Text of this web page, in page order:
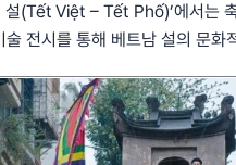
설(Tết Việt – Tết Phố)’에서는
전시를 통해 베트남 설의 문화